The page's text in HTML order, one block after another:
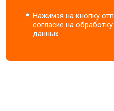
Нажимая на кнопку
согласие на
данных.